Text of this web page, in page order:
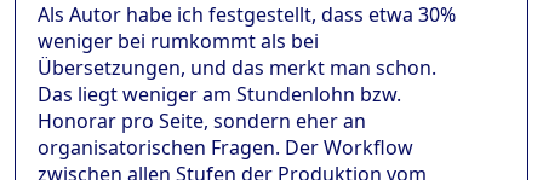
Als Autor habe ich festgestellt, dass etwa 30%
weniger bei rumkommt als bei
Übersetzungen, und das merkt man schon.
Das liegt weniger am Stundenlohn bzw.
Honorar pro Seite, sondern eher an
organisatorischen Fragen. Der Workflow
zwischen allen Stufen der Produktion vom